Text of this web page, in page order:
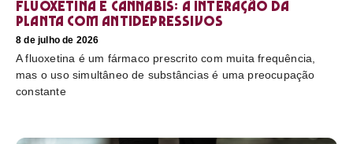
Fluoxetina e Cannabis: a interação da
planta com antidepressivos
8 de julho de 2026
A fluoxetina é um fármaco prescrito com muita frequência,
mas o uso simultâneo de substâncias é uma preocupação
constante